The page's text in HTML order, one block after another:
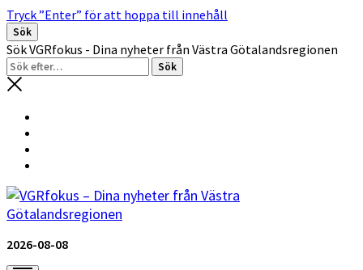
Tryck ”Enter” för att hoppa till innehåll
Sök
Sök VGRfokus - Dina nyheter från Västra Götalandsregionen
2026-08-08